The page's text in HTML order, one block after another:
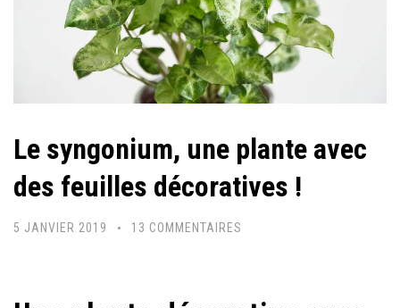
Le syngonium, une plante avec
des feuilles décoratives !
5 JANVIER 2019 13 COMMENTAIRES
UNE